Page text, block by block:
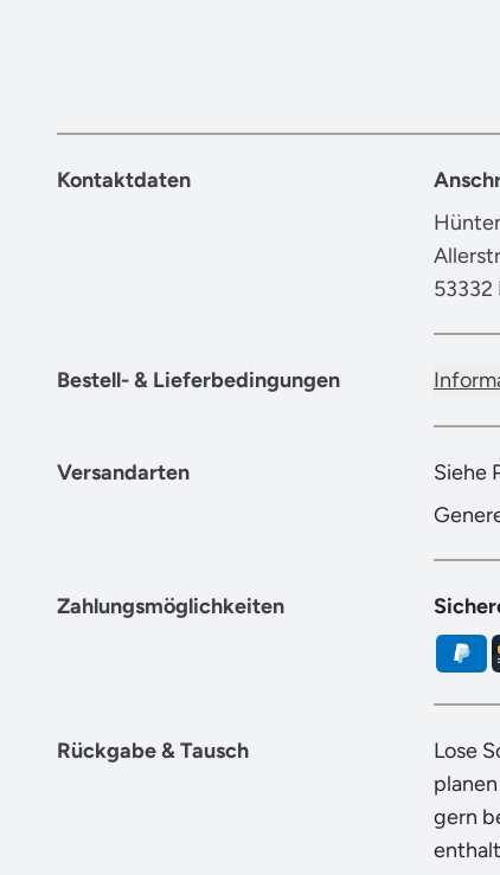
Kontaktdaten
53332
Bestell- & Lieferbedingungen
Versandarten
Siehe
Zahlungsmöglichkeiten
Rückgabe & Tausch
Lose
gern